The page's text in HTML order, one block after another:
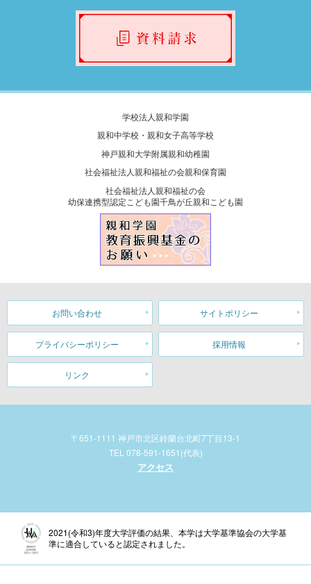
学校法人親和学園
親和中学校・親和女子高等学校
神戸親和大学附属親和幼稚園
社会福祉法人親和福祉の会親和保育園
社会福祉法人親和福祉の会
幼保連携型認定こども園千鳥が丘親和こども園
お問い合わせ サイトポリシー
プライバシーポリシー 採用情報
リンク
〒651-1111 神戸市北区鈴蘭台北町7丁目13-1
TEL 078-591-1651(代表)
アクセス
2021(令和3)年度大学評価の結果、本学は大学基準協会の大学基
準に適合していると認定されました。